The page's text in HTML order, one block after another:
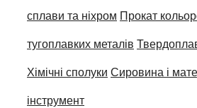
сплави та ніхром Прокат
тугоплавких металів
Хімічні сполуки Сировина і
інструмент